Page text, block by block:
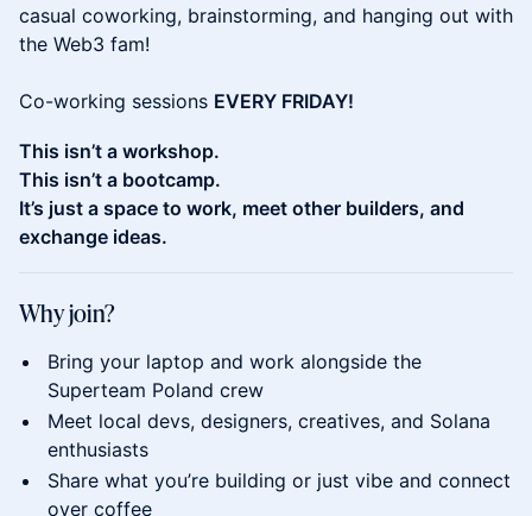
casual coworking, brainstorming, and hanging out with
the Web3 fam!
Co-working sessions EVERY FRIDAY!
This isn’t a workshop.
This isn’t a bootcamp.
It’s just a space to work, meet other builders, and
exchange ideas.
Why join?
Bring your laptop and work alongside the
Superteam Poland crew
Meet local devs, designers, creatives, and Solana
enthusiasts
Share what you’re building or just vibe and connect
over coffee